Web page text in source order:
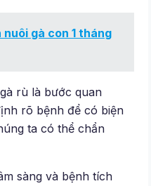
nuôi gà con 1 tháng
rù là bước quan
rõ bệnh để có biện
ta có thể chẩn
sàng và bệnh tích